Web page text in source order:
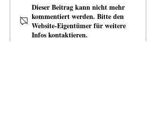
Dieser Beitrag kann nicht mehr
kommentiert werden. Bitte den
Website-Eigentümer für weitere
Infos kontaktieren.